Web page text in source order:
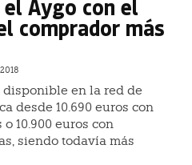
Aygo con el
comprador más
disponible en la red de
desde 10.690 euros con
10.900 euros con
siendo todavía más